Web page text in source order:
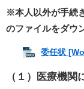
※本人以外が手続
のファイルをダウ
委任状
（１）医療機